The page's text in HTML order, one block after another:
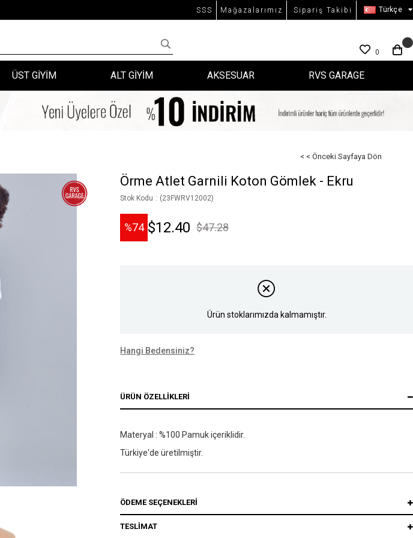
SSS Mağazalarımız Sipariş Takibi Türkçe
0
ÜST GİYİM ALT GİYİM AKSESUAR RVS GARAGE
< < Önceki Sayfaya Dön
Örme Atlet Garnili Koton Gömlek - Ekru
Stok Kodu (23FWRV12002)
74 $47.28
$12.40
Ürün stoklarımızda kalmamıştır.
Hangi Bedensiniz?
ÜRÜN ÖZELLIKLERI
Materyal : %100 Pamuk içeriklidir.
Türkiye'de üretilmiştir.
ÖDEME SEÇENEKLERI
TESLİMAT